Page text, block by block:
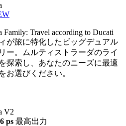
Family: Travel according to Ducati
が旅に特化したビッグデュアル
ー。ムルティストラーダのライ
探索し、あなたのニーズに最適
お選びください。
V2
ps 最高出力